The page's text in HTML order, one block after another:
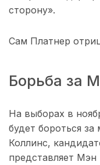
сторону».
Сам Платнер
Борьба за
На выборах в
будет бороться
Коллинс,
представляет